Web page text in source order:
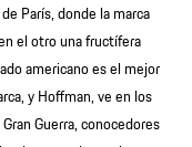
París, donde la marca
el otro una fructífera
americano es el mejor
y Hoffman, ve en los
Guerra, conocedores